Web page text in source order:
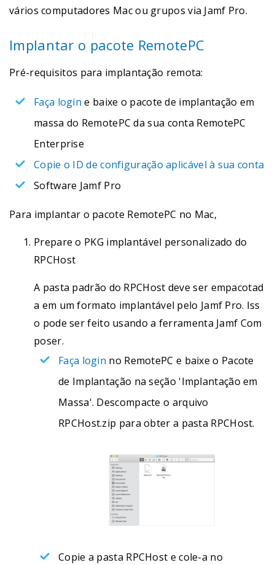
vários computadores Mac ou grupos via Jamf Pro.
Implantar o pacote RemotePC
Pré-requisitos para implantação remota:
Faça login e baixe o pacote de implantação em
massa do RemotePC da sua conta RemotePC
Enterprise
Copie o ID de configuração aplicável à sua conta
Software Jamf Pro
Para implantar o pacote RemotePC no Mac,
Prepare o PKG implantável personalizado do
RPCHost
A pasta padrão do RPCHost deve ser empacotad
a em um formato implantável pelo Jamf Pro. Iss
o pode ser feito usando a ferramenta Jamf Com
poser.
Faça login no RemotePC e baixe o Pacote
de Implantação na seção 'Implantação em
Massa'. Descompacte o arquivo
RPCHost.zip para obter a pasta RPCHost.
Copie a pasta RPCHost e cole-a no